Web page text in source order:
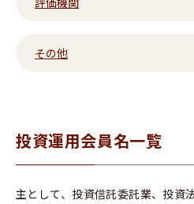
その他
投資運用会員名一覧
主として、投資信託委託業、投資